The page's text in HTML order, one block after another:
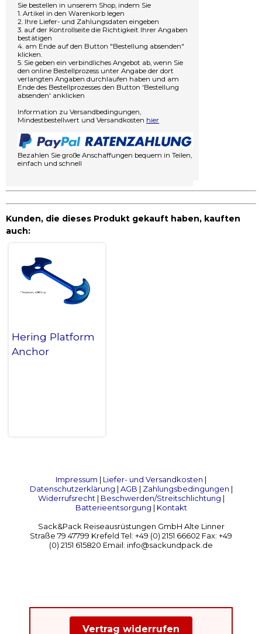
Sie bestellen in unserem Shop, indem Sie
1. Artikel in den Warenkorb legen
2. Ihre Liefer- und Zahlungsdaten eingeben
3. auf der Kontrollseite die Richtigkeit Ihrer Angaben
bestätigen
4. am Ende auf den Button "Bestellung absenden"
klicken.
5. Sie geben ein verbindliches Angebot ab, wenn Sie
den online Bestellprozess unter Angabe der dort
verlangten Angaben durchlaufen haben und am
Ende des Bestellprozesses den Button 'Bestellung
absenden' anklicken
Information zu Versandbedingungen,
Mindestbestellwert und Versandkosten hier
Bezahlen Sie große Anschaffungen bequem in Teilen,
einfach und schnell
Kunden, die dieses Produkt gekauft haben, kauften
auch:
Hering Platform
Anchor
Impressum | Liefer- und Versandkosten |
Datenschutzerklärung | AGB | Zahlungsbedingungen |
Widerrufsrecht | Beschwerden/Streitschlichtung |
Batterieentsorgung | Kontakt
Sack&Pack Reiseausrüstungen GmbH Alte Linner
Straße 79 47799 Krefeld Tel: +49 (0) 2151 66602 Fax: +49
(0) 2151 615820 Email: info@sackundpack.de
Vertrag widerrufen